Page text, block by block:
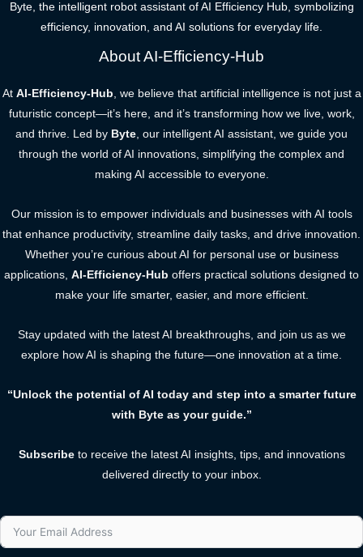
Byte, the intelligent robot assistant of AI Efficiency Hub, symbolizing
efficiency, innovation, and AI solutions for everyday life.
About AI-Efficiency-Hub
At AI-Efficiency-Hub, we believe that artificial intelligence is not just a
futuristic concept—it’s here, and it’s transforming how we live, work,
and thrive. Led by Byte, our intelligent AI assistant, we guide you
through the world of AI innovations, simplifying the complex and
making AI accessible to everyone.
Our mission is to empower individuals and businesses with AI tools
that enhance productivity, streamline daily tasks, and drive innovation.
Whether you’re curious about AI for personal use or business
applications, AI-Efficiency-Hub offers practical solutions designed to
make your life smarter, easier, and more efficient.
Stay updated with the latest AI breakthroughs, and join us as we
explore how AI is shaping the future—one innovation at a time.
“Unlock the potential of AI today and step into a smarter future
with Byte as your guide.”
Subscribeto receive the latest AI insights, tips, and innovations
delivered directly to your inbox.